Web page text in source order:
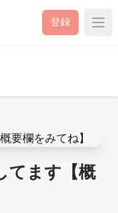
登録
てます【概